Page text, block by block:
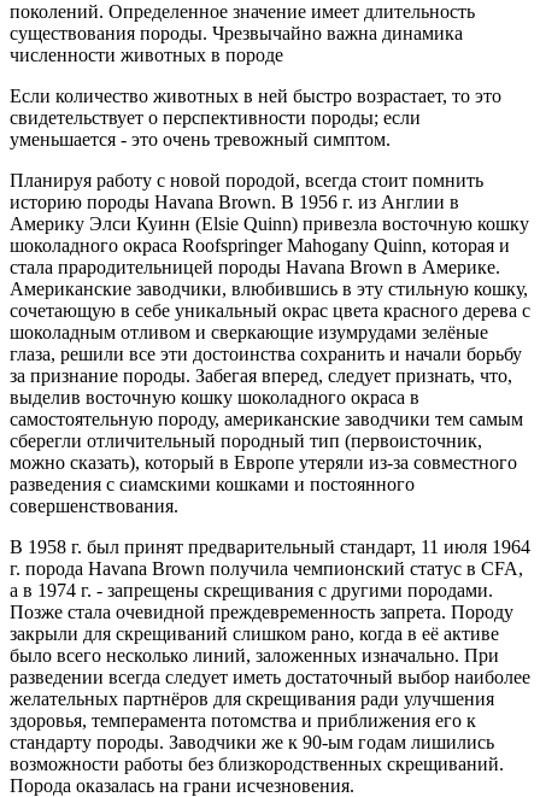
поколений. Определенное значение имеет длительность
существования породы. Чрезвычайно важна динамика
численности животных в породе
Если количество животных в ней быстро возрастает, то это
свидетельствует о перспективности породы; если
уменьшается - это очень тревожный симптом.
Планируя работу с новой породой, всегда стоит помнить
историю породы Havana Brown. В 1956 г. из Англии в
Америку Элси Куинн (Elsie Quinn) привезла восточную кошку
шоколадного окраса Roofspringer Mahogany Quinn, которая и
стала прародительницей породы Havana Brown в Америке.
Американские заводчики, влюбившись в эту стильную кошку,
сочетающую в себе уникальный окрас цвета красного дерева с
шоколадным отливом и сверкающие изумрудами зелёные
глаза, решили все эти достоинства сохранить и начали борьбу
за признание породы. Забегая вперед, следует признать, что,
выделив восточную кошку шоколадного окраса в
самостоятельную породу, американские заводчики тем самым
сберегли отличительный породный тип (первоисточник,
можно сказать), который в Европе утеряли из-за совместного
разведения с сиамскими кошками и постоянного
совершенствования.
В 1958 г. был принят предварительный стандарт, 11 июля 1964
г. порода Havana Brown получила чемпионский статус в CFA,
а в 1974 г. - запрещены скрещивания с другими породами.
Позже стала очевидной преждевременность запрета. Породу
закрыли для скрещиваний слишком рано, когда в её активе
было всего несколько линий, заложенных изначально. При
разведении всегда следует иметь достаточный выбор наиболее
желательных партнёров для скрещивания ради улучшения
здоровья, темперамента потомства и приближения его к
стандарту породы. Заводчики же к 90-ым годам лишились
возможности работы без близкородственных скрещиваний.
Порода оказалась на грани исчезновения.